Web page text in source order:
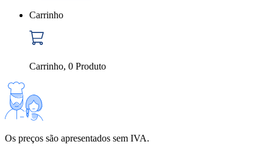
Carrinho
Carrinho, 0 Produto
Os preços são apresentados sem IVA.